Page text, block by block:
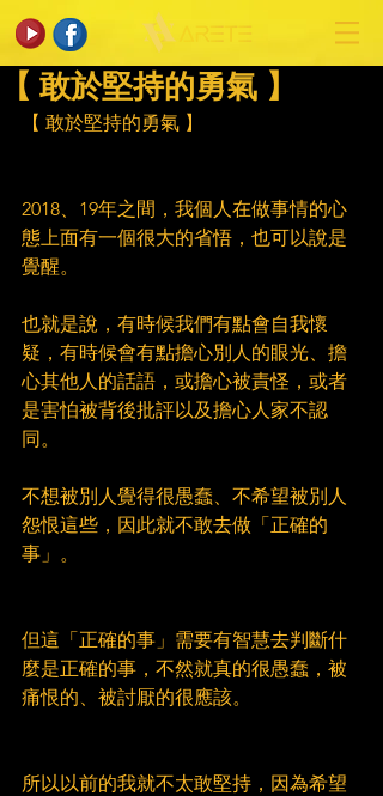
【 敢於堅持的勇氣 】
【 敢於堅持的勇氣 】
2018、19年之間，我個人在做事情的心
態上面有一個很大的省悟，也可以說是
覺醒。
也就是說，有時候我們有點會自我懷
疑，有時候會有點擔心別人的眼光、擔
心其他人的話語，或擔心被責怪，或者
是害怕被背後批評以及擔心人家不認
同。
不想被別人覺得很愚蠢、不希望被別人
怨恨這些，因此就不敢去做「正確的
事」。
但這「正確的事」需要有智慧去判斷什
麼是正確的事，不然就真的很愚蠢，被
痛恨的、被討厭的很應該。
所以以前的我就不太敢堅持，因為希望